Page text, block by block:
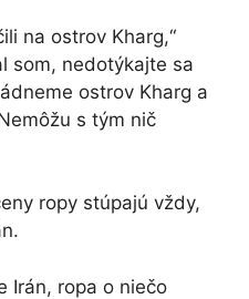
na ostrov Kharg,“
som, nedotýkajte sa
ostrov Kharg a
s tým nič
ropy stúpajú vždy,
Irán, ropa o niečo